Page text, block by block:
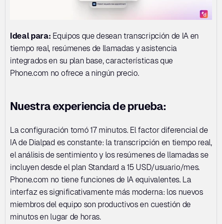
Ideal para: Equipos que desean transcripción de IA en
tiempo real, resúmenes de llamadas y asistencia
integrados en su plan base, características que
Phone.com no ofrece a ningún precio.
Nuestra experiencia de prueba:
La configuración tomó 17 minutos. El factor diferencial de
IA de Dialpad es constante: la transcripción en tiempo real,
el análisis de sentimiento y los resúmenes de llamadas se
incluyen desde el plan Standard a 15 USD/usuario/mes.
Phone.com no tiene funciones de IA equivalentes. La
interfaz es significativamente más moderna: los nuevos
miembros del equipo son productivos en cuestión de
minutos en lugar de horas.